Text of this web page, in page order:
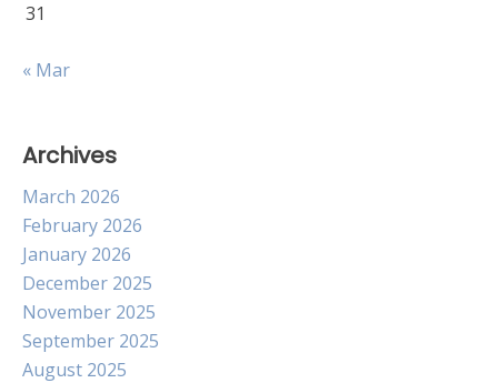
31
« Mar
Archives
March 2026
February 2026
January 2026
December 2025
November 2025
September 2025
August 2025